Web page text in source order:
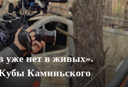
уже нет в живых».
Каминьского